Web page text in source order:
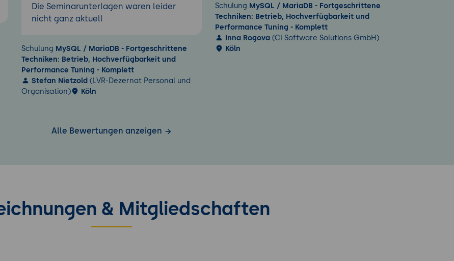
Die Seminarunterlagen waren leider
nicht ganz aktuell
Schulung MySQL / MariaDB - Fortgeschrittene
Techniken: Betrieb, Hochverfügbarkeit und
Performance Tuning - Komplett
Stefan Nietzold (LVR-Dezernat Personal und
Organisation)
Köln
Schulung MySQL / MariaDB - Fortgeschrittene
Techniken: Betrieb, Hochverfügbarkeit und
Performance Tuning - Komplett
Inna Rogova (CI Software Solutions GmbH)
Köln
Alle Bewertungen anzeigen
& Mitgliedschaften